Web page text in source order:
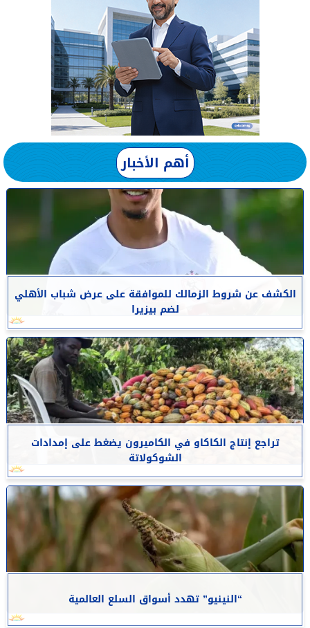
أهم الأخبار
الكشف عن شروط الزمالك للموافقة على عرض شباب الأهلي
لضم بيزيرا
تراجع إنتاج الكاكاو في الكاميرون يضغط على إمدادات
الشوكولاتة
“النينيو” تهدد أسواق السلع العالمية